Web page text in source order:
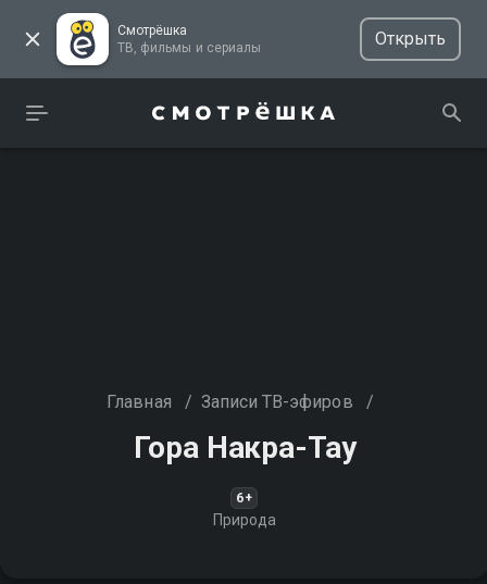
Смотрёшка
ТВ, фильмы и сериалы
Открыть
Главная / Записи ТВ-эфиров /
Гора Накра-Тау
6+
Природа